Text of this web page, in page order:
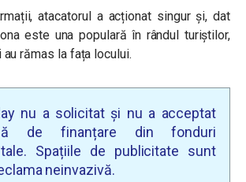
atacatorul a acționat singur și, dat
este una populară în rândul turiștilor,
rămas la fața locului.
nu a solicitat și nu a acceptat
de finanțare din fonduri
Spațiile de publicitate sunt
neinvazivă.